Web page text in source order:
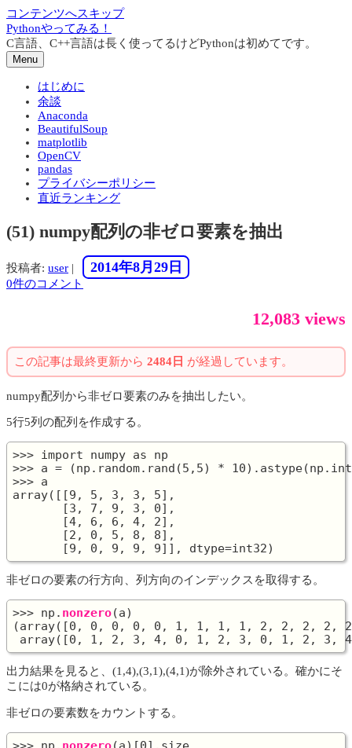
コンテンツへスキップ
Pythonやってみる！
C言語、C++言語は長く使ってるけどPythonは初めてです。
Menu
はじめに
余談
Anaconda
BeautifulSoup
matplotlib
OpenCV
pandas
プライバシーポリシー
直近ランキング
(51) numpy配列の非ゼロ要素を抽出
投稿者: user | 2014年8月29日
0件のコメント
12,083 views
この記事は最終更新から 2484日 が経過しています。
numpy配列から非ゼロ要素のみを抽出したい。
5行5列の配列を作成する。
>>> import numpy as np
>>> a = (np.random.rand(5,5) *
>>> a
array([[9, 5, 3, 3, 5],
       [3, 7, 9, 3, 0],
       [4, 6, 6, 4, 2],
       [2, 0, 5, 8, 8],
非ゼロの要素の行方向、列方向のインデックスを取得する。
>>> np. nonzero(a)
(array([0, 0, 0, 0, 0, 1, 1, 1, 1, 2, 2, 2, 2,
出力結果を見ると、(1,4),(3,1),(4,1)が除外されている。確かにそ
こには0が格納されている。
非ゼロの要素数をカウントする。
>>> np. nonzero(a)[0].size